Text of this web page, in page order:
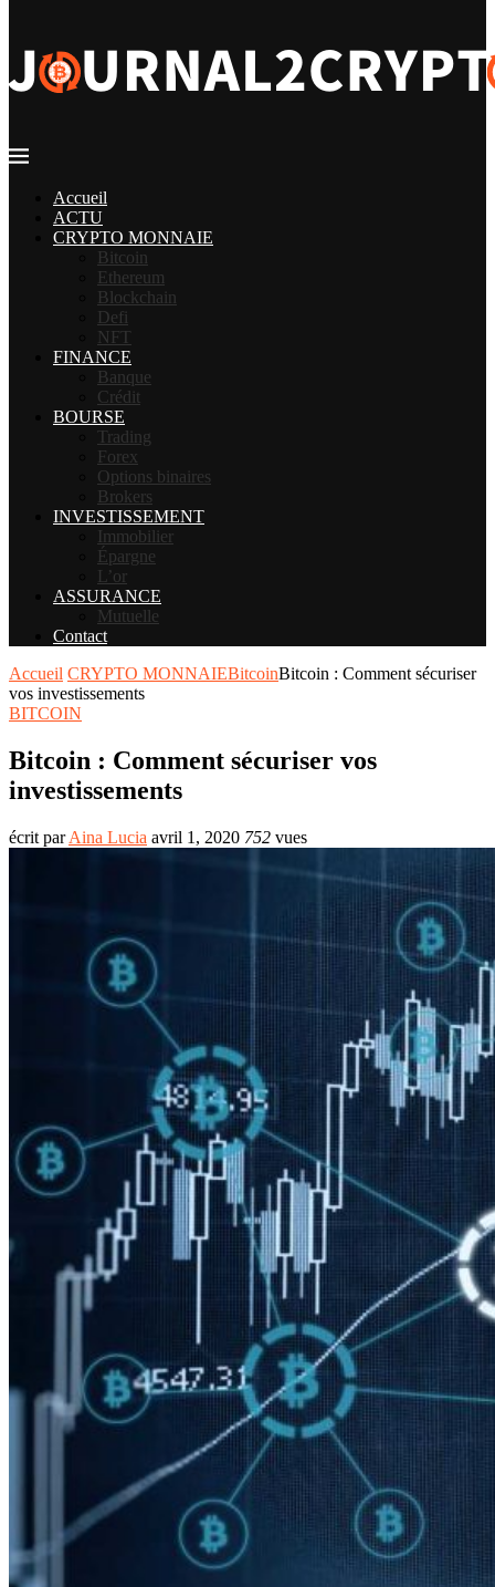
Accueil
ACTU
CRYPTO MONNAIE
Bitcoin
Ethereum
Blockchain
Defi
NFT
FINANCE
Banque
Crédit
BOURSE
Trading
Forex
Options binaires
Brokers
INVESTISSEMENT
Immobilier
Épargne
L’or
ASSURANCE
Mutuelle
Contact
Accueil CRYPTO MONNAIEBitcoinBitcoin : Comment sécuriser
vos investissements
BITCOIN
Bitcoin : Comment sécuriser vos
investissements
écrit parAina Lucia avril 1, 2020 752 vues